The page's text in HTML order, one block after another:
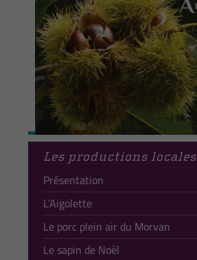
Les productions locales
Présentation
L’Aigolette
Le porc plein air du Morvan
Le sapin de Noël